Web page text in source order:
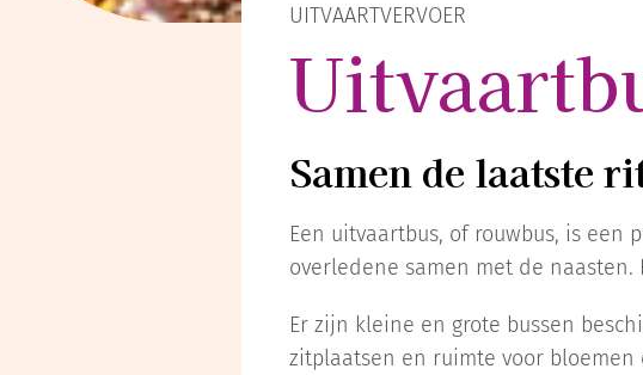
UITVAARTVERVOER
Samen de laatste
Een uitvaartbus, of rouwbus, is een
overledene samen met de
Er zijn kleine en grote bussen
zitplaatsen en ruimte voor